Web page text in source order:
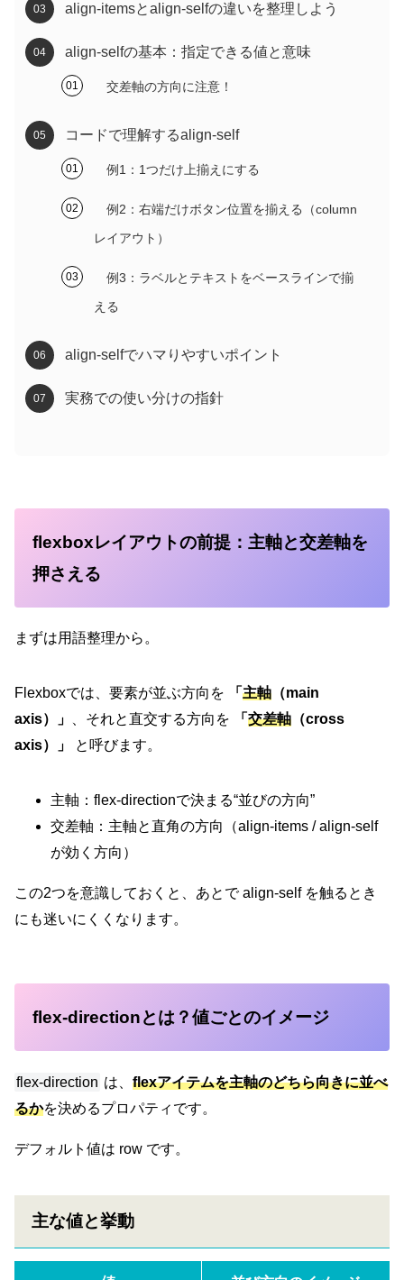
align-itemsとalign-selfの違いを整理しよう
align-selfの基本：指定できる値と意味
交差軸の方向に注意！
コードで理解するalign-self
例1：1つだけ上揃えにする
例2：右端だけボタン位置を揃える（column
レイアウト）
例3：ラベルとテキストをベースラインで揃
える
align-selfでハマりやすいポイント
実務での使い分けの指針
flexboxレイアウトの前提：主軸と交差軸を
押さえる
まずは用語整理から。
Flexboxでは、要素が並ぶ方向を 「 主軸 （main
axis）」
、それと直交する方向を 「 交差軸 （cross
axis）」
と呼びます。
主軸：flex-directionで決まる“並びの方向”
交差軸：主軸と直角の方向（align-items / align-self
が効く方向）
この2つを意識しておくと、あとで align-self を触るとき
にも迷いにくくなります。
flex-directionとは？値ごとのイメージ
flex-direction は、 flexアイテムを主軸のどちら向きに並べ
るかを決めるプロパティです。
デフォルト値は row です。
主な値と挙動